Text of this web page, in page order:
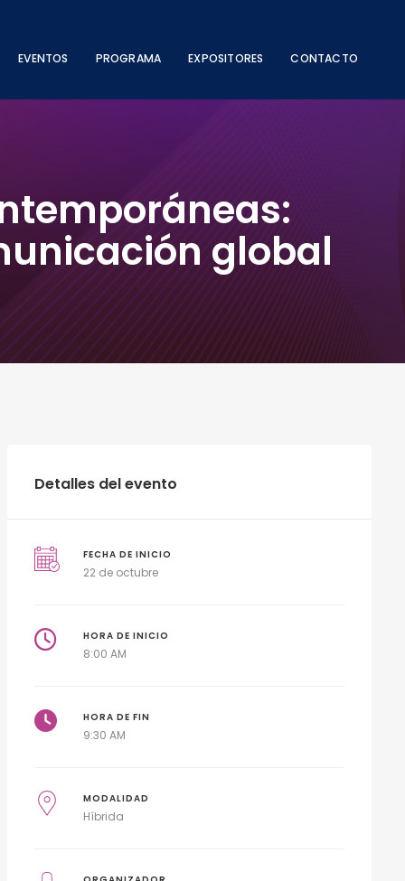
EVENTOS PROGRAMA EXPOSITORES CONTACTO
global
Detalles del evento
FECHA DE INICIO
22 de octubre
HORA DE INICIO
8:00 AM
HORA DE FIN
9:30 AM
MODALIDAD
Híbrida